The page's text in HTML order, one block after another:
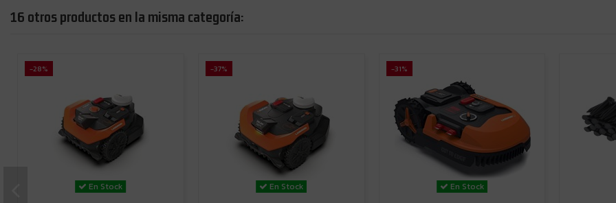
16 otros productos en la misma categoría:
-28%
En Stock
-37%
En Stock
-31%
En Stock